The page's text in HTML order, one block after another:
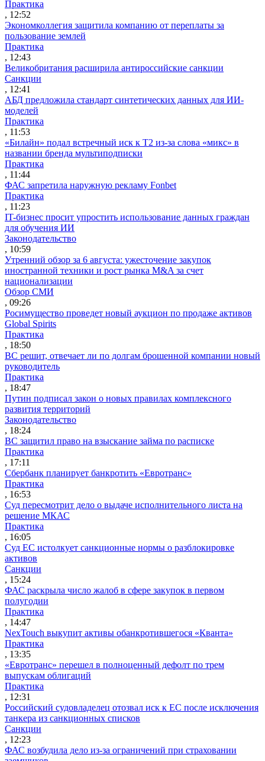
Практика
, 12:52
Экономколлегия защитила компанию от переплаты за
пользование землей
Практика
, 12:43
Великобритания расширила антироссийские санкции
Санкции
, 12:41
АБД предложила стандарт синтетических данных для ИИ-
моделей
Практика
, 11:53
«Билайн» подал встречный иск к Т2 из-за слова «микс» в
названии бренда мультиподписки
Практика
, 11:44
ФАС запретила наружную рекламу Fonbet
Практика
, 11:23
IT-бизнес просит упростить использование данных граждан
для обучения ИИ
Законодательство
, 10:59
Утренний обзор за 6 августа: ужесточение закупок
иностранной техники и рост рынка M&A за счет
национализации
Обзор СМИ
, 09:26
Росимущество проведет новый аукцион по продаже активов
Global Spirits
Практика
, 18:50
ВС решит, отвечает ли по долгам брошенной компании новый
руководитель
Практика
, 18:47
Путин подписал закон о новых правилах комплексного
развития территорий
Законодательство
, 18:24
ВС защитил право на взыскание займа по расписке
Практика
, 17:11
Сбербанк планирует банкротить «Евротранс»
Практика
, 16:53
Суд пересмотрит дело о выдаче исполнительного листа на
решение МКАС
Практика
, 16:05
Суд ЕС истолкует санкционные нормы о разблокировке
активов
Санкции
, 15:24
ФАС раскрыла число жалоб в сфере закупок в первом
полугодии
Практика
, 14:47
NexTouch выкупит активы обанкротившегося «Кванта»
Практика
, 13:35
«Евротранс» перешел в полноценный дефолт по трем
выпускам облигаций
Практика
, 12:31
Российский судовладелец отозвал иск к ЕС после исключения
танкера из санкционных списков
Санкции
, 12:23
ФАС возбудила дело из-за ограничений при страховании